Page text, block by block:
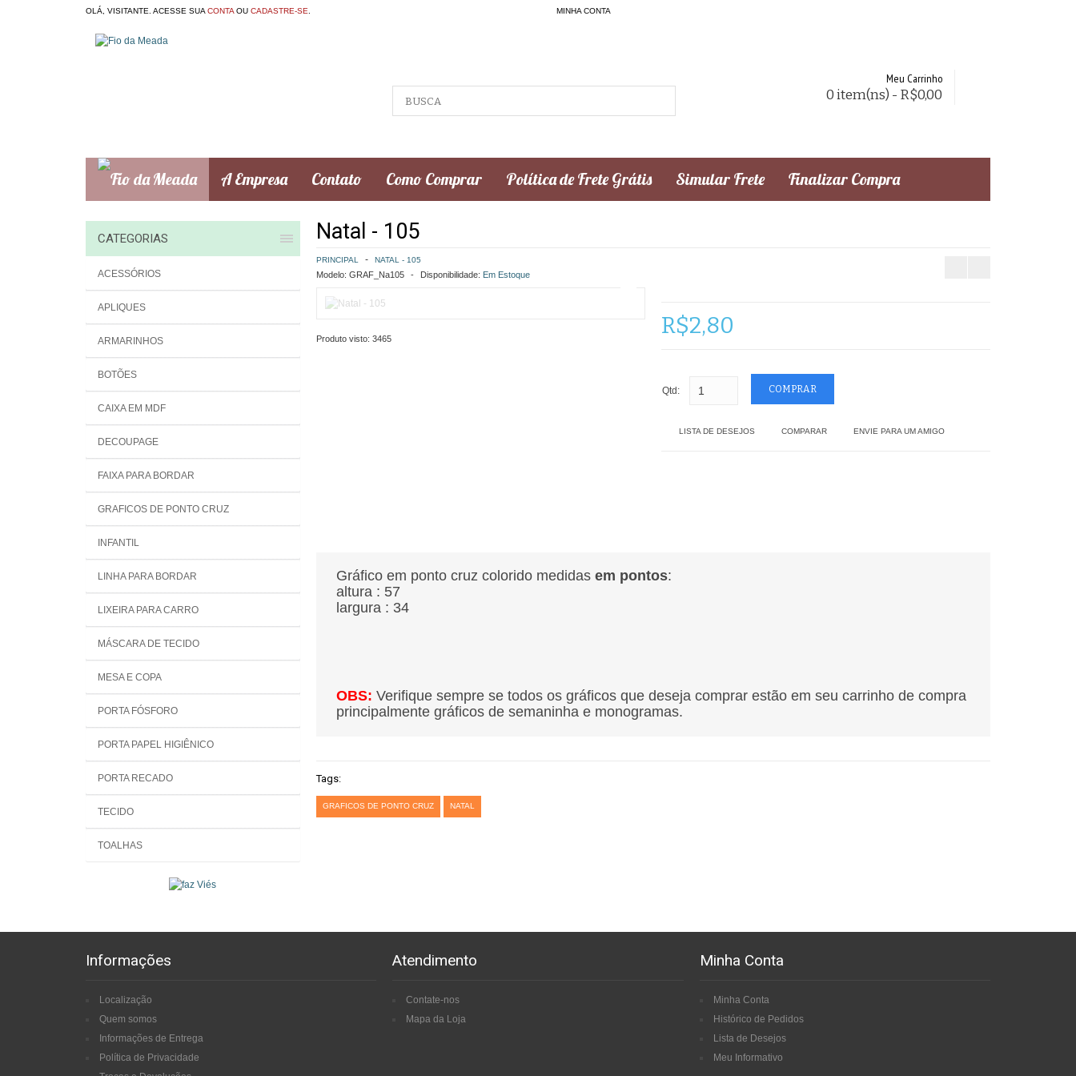
OLÁ, VISITANTE. ACESSE SUA CONTA OU CADASTRE-SE MINHA CONTA
Meu Carrinho
0 item(ns) - R$0,00
A Empresa Contato Como Comprar Política de Frete Grátis Simular Frete Finalizar Compra
CATEGORIAS
ACESSÓRIOS
APLIQUES
ARMARINHOS
BOTÕES
CAIXA EM MDF
DECOUPAGE
FAIXA PARA BORDAR
GRAFICOS DE PONTO CRUZ
INFANTIL
LINHA PARA BORDAR
LIXEIRA PARA CARRO
MÁSCARA DE TECIDO
MESA E COPA
PORTA FÓSFORO
PORTA PAPEL HIGIÊNICO
PORTA RECADO
TECIDO
TOALHAS
Natal - 105
PRINCIPAL NATAL - 105
Modelo: GRAF_Na105 Disponibilidade: Em Estoque
Produto visto: 3465 R$2,80
Qtd:
LISTA DE DESEJOS COMPARAR ENVIE PARA UM AMIGO
Gráfico em ponto cruz colorido medidas em pontos:
altura : 57
largura : 34
OBS: Verifique sempre se todos os gráficos que deseja comprar estão em seu carrinho de compra
principalmente gráficos de semaninha e monogramas.
Tags:
GRAFICOS DE PONTO CRUZ NATAL
Informações
Localização
Quem somos
Informações de Entrega
Política de Privacidade
Atendimento
Contate-nos
Mapa da Loja
Minha Conta
Minha Conta
Histórico de Pedidos
Lista de Desejos
Meu Informativo